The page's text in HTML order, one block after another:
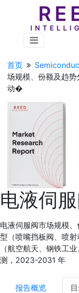
首页
场规模、份额及趋
动�
电液伺
电液伺服阀市场规模
型（喷嘴挡板阀、喷
（航空航天、钢铁工
测，2023-2031 年
报告概览